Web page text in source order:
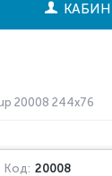
20008 244x76
Код: 20008